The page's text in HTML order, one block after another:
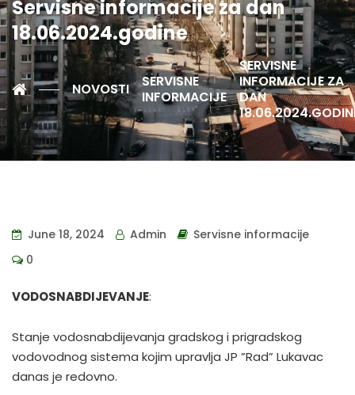
Servisne informacije za dan
18.06.2024.godine
NOVOSTI
SERVISNE
INFORMACIJE
SERVISNE
INFORMACIJE ZA
DAN
June 18, 2024 Admin
Servisne informacije
0
VODOSNABDIJEVANJE:
Stanje vodosnabdijevanja gradskog i prigradskog
vodovodnog sistema kojim upravlja JP ”Rad” Lukavac
danas je redovno.